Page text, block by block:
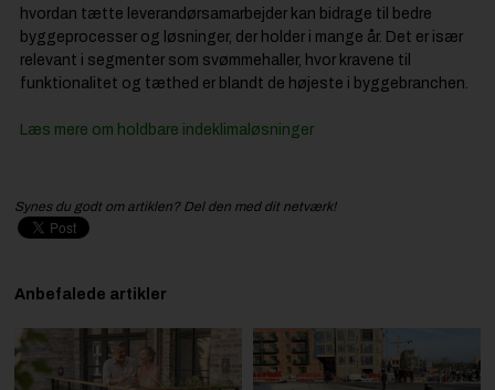
hvordan tætte leverandørsamarbejder kan bidrage til bedre
byggeprocesser og løsninger, der holder i mange år. Det er især
relevant i segmenter som svømmehaller, hvor kravene til
funktionalitet og tæthed er blandt de højeste i byggebranchen.
Læs mere om holdbare indeklimaløsninger
Synes du godt om artiklen? Del den med dit netværk!
Anbefalede artikler